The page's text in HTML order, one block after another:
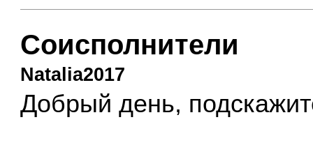
Соисполнители
Natalia2017
Добрый день,